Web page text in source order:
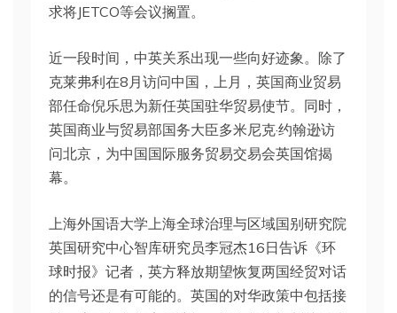
求将JETCO等会议搁置。
近一段时间，中英关系出现一些向好迹象。除了
克莱弗利在8月访问中国，上月，英国商业贸易
部任命倪乐思为新任英国驻华贸易使节。同时，
英国商业与贸易部国务大臣多米尼克·约翰逊访
问北京，为中国国际服务贸易交易会英国馆揭
幕。
上海外国语大学上海全球治理与区域国别研究院
英国研究中心智库研究员李冠杰16日告诉《环
球时报》记者，英方释放期望恢复两国经贸对话
的信号还是有可能的。英国的对华政策中包括接